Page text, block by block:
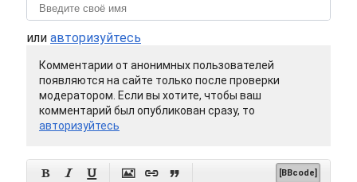
или авторизуйтесь
Комментарии от анонимных пользователей
появляются на сайте только после проверки
модератором. Если вы хотите, чтобы ваш
комментарий был опубликован сразу, то
авторизуйтесь
      [BBcode]